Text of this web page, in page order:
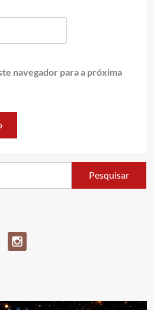
navegador para a próxima